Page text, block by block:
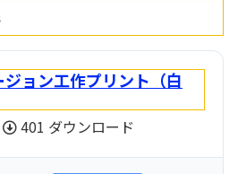
ョン工作プリント（白
401 ダウンロード